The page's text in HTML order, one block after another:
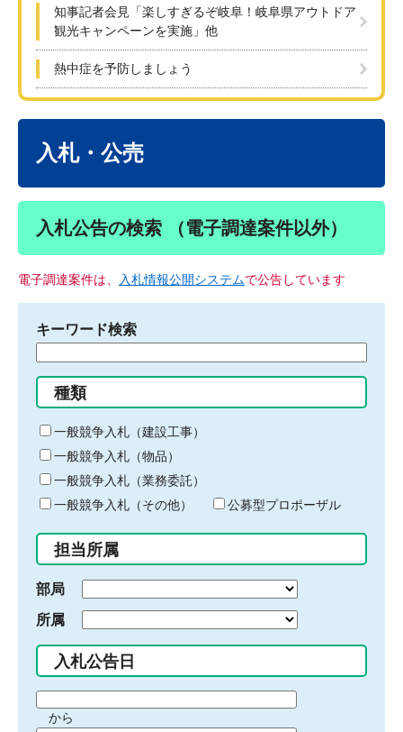
知事記者会見「楽しすぎるぞ岐阜！岐阜県アウトドア
観光キャンペーンを実施」他
熱中症を予防しましょう
入札・公売
入札公告の検索 （電子調達案件以外）
電子調達案件は、 入札情報公開システムで公告しています
キーワード検索
る
キ
ー
ワ
ー
ド
入
力
種類
一般競争入札（建設工事）
一般競争入札（物品）
一般競争入札（業務委託）
一般競争入札（その他）
公募型プロポーザル
担当所属
部局
所属
入札公告日
間から